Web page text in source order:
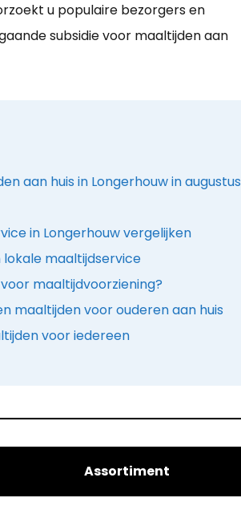
u populaire bezorgers en
subsidie voor maaltijden aan
aan huis in Longerhouw in augustus
in Longerhouw vergelijken
lokale maaltijdservice
maaltijdvoorziening?
maaltijden voor ouderen aan huis
voor iedereen
Assortiment